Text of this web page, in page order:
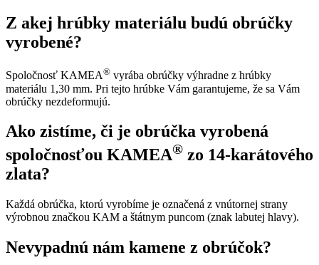
Z akej hrúbky materiálu budú obrúčky
vyrobené?
Spoločnosť KAMEA® vyrába obrúčky výhradne z hrúbky
materiálu 1,30 mm. Pri tejto hrúbke Vám garantujeme, že sa Vám
obrúčky nezdeformujú.
Ako zistíme, či je obrúčka vyrobená
spoločnosťou KAMEA® zo 14-karátového
zlata?
Každá obrúčka, ktorú vyrobíme je označená z vnútornej strany
výrobnou značkou KAM a štátnym puncom (znak labutej hlavy).
Nevypadnú nám kamene z obrúčok?